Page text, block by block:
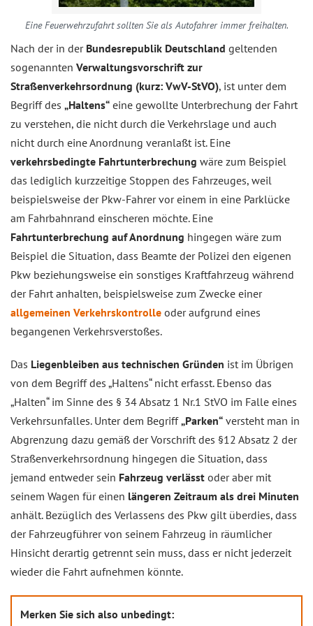
Eine Feuerwehrzufahrt sollten Sie als Autofahrer immer freihalten.
Nach der in der Bundesrepublik Deutschland geltenden
sogenannten Verwaltungsvorschrift zur
Straßenverkehrsordnung (kurz: VwV-StVO), ist unter dem
Begriff des „Haltens“ eine gewollte Unterbrechung der Fahrt
zu verstehen, die nicht durch die Verkehrslage und auch
nicht durch eine Anordnung veranlaßt ist. Eine
verkehrsbedingte Fahrtunterbrechung wäre zum Beispiel
das lediglich kurzzeitige Stoppen des Fahrzeuges, weil
beispielsweise der Pkw-Fahrer vor einem in eine Parklücke
am Fahrbahnrand einscheren möchte. Eine
Fahrtunterbrechung auf Anordnung hingegen wäre zum
Beispiel die Situation, dass Beamte der Polizei den eigenen
Pkw beziehungsweise ein sonstiges Kraftfahrzeug während
der Fahrt anhalten, beispielsweise zum Zwecke einer
allgemeinen Verkehrskontrolle oder aufgrund eines
begangenen Verkehrsverstoßes.
Das Liegenbleiben aus technischen Gründen ist im Übrigen
von dem Begriff des „Haltens“ nicht erfasst. Ebenso das
„Halten“ im Sinne des § 34 Absatz 1 Nr.1 StVO im Falle eines
Verkehrsunfalles. Unter dem Begriff„Parken“ versteht man in
Abgrenzung dazu gemäß der Vorschrift des §12 Absatz 2 der
Straßenverkehrsordnung hingegen die Situation, dass
jemand entweder sein Fahrzeug verlässt oder aber mit
seinem Wagen für einen längeren Zeitraum als drei Minuten
anhält. Bezüglich des Verlassens des Pkw gilt überdies, dass
der Fahrzeugführer von seinem Fahrzeug in räumlicher
Hinsicht derartig getrennt sein muss, dass er nicht jederzeit
wieder die Fahrt aufnehmen könnte.
Merken Sie sich also unbedingt: